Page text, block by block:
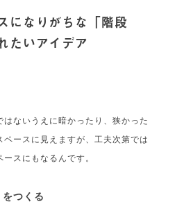
になりがちな「階段
たいアイデア
はないうえに暗かったり、狭かった
ペースに見えますが、工夫次第では
スにもなるんです。
つくる